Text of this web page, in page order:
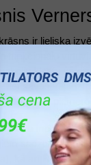
ir lieliska
funkcionālu
klāstu un
savas
tieši sev
plašu modeļu
sadzīves
kā arī B+